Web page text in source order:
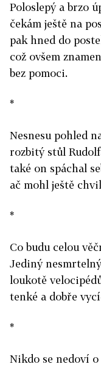
Poloslepý a brzo
čekám ještě na
pak hned do
což ovšem
bez pomoci.
*
Nesnesu pohled
rozbitý stůl
také on spáchal
ač mohl ještě
*
Co budu celou
Jediný
loukotě
tenké a dobře
*
Nikdo se nedoví